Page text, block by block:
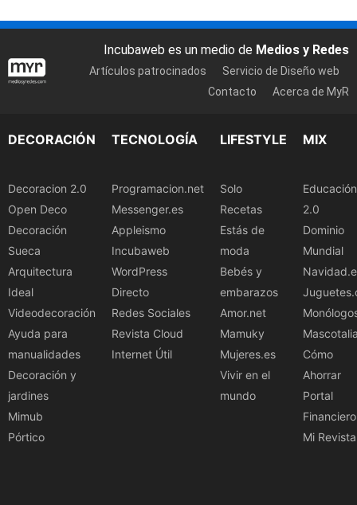
Incubaweb es un medio de Medios y Redes
Artículos patrocinados
Servicio de Diseño web
Contacto
Acerca de MyR
DECORACIÓN
Decoracion 2.0
Open Deco
Decoración
Sueca
Arquitectura
Ideal
Videodecoración
Ayuda para
manualidades
Decoración y
jardines
Mimub
Pórtico
TECNOLOGÍA
Programacion.net
Messenger.es
Appleismo
Incubaweb
WordPress
Directo
Redes Sociales
Revista Cloud
Internet Útil
LIFESTYLE
Solo
Recetas
Estás de
moda
Bebés y
embarazos
Amor.net
Mamuky
Mujeres.es
Vivir en el
mundo
MIX
Educación
2.0
Dominio
Mundial
Cómo
Ahorrar
Portal
Financiero
Mi Revista